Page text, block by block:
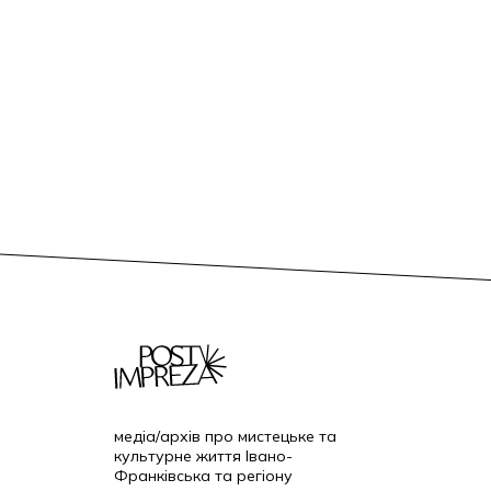
медіа/архів про мистецьке та
культурне життя Івано-
Франківська та регіону